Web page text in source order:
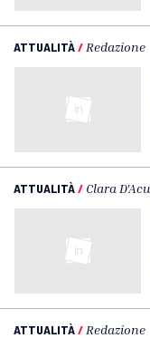
ATTUALITÀ/ Redazione
ATTUALITÀ/ Clara
ATTUALITÀ/ Redazione